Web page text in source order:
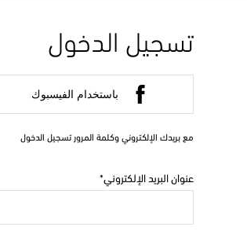
تسجيل الدخول
باستخدام الفيسبوك
مع بريدك الإلكتروني وكلمة المرور تسجيل الدخول
عنوان البريد الإلكتروني